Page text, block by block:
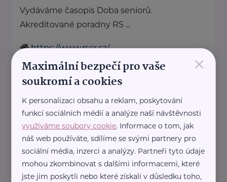
Vydáváme časopis Doba seniorů.
Akreditované poradny RS ...
https://www.rscr.cz/
+420 222 560 136
rscr@rscr.cz
Svaz léčebných lázní České
republiky
http://www.lecebnelazne.cz/
+420 602 697 768
sekretariat@lecebnelazne.cz
×
Maximální bezpečí pro vaše
soukromí a cookies
K personalizaci obsahu a reklam, poskytování
funkcí sociálních médií a analýze naší návštěvnosti
využíváme soubory cookie. Informace o tom, jak
náš web používáte, sdílíme se svými partnery pro
sociální média, inzerci a analýzy. Partneři tyto údaje
mohou zkombinovat s dalšími informacemi, které
jste jim poskytli nebo které získali v důsledku toho,